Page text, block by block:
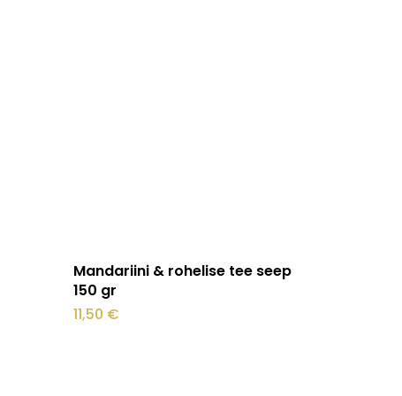
Lisa korvi
Mandariini & rohelise tee seep
150 gr
11,50 €